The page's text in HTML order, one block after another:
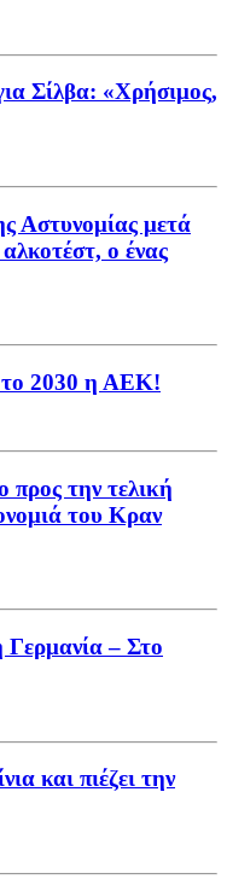
Σίλβα: «Χρήσιμος,
Αστυνομίας μετά
ο ένας
2030 η ΑΕΚ!
την τελική
του Κραν
Γερμανία – Στο
και πιέζει την